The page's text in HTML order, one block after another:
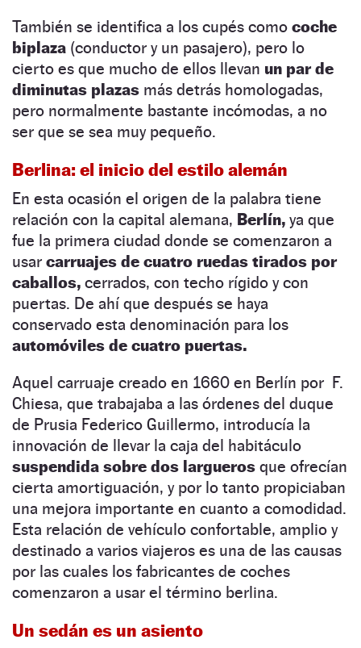
También se identifica a los cupés como coche
biplaza (conductor y un pasajero), pero lo
cierto es que mucho de ellos llevan un par de
diminutas plazas más detrás homologadas,
pero normalmente bastante incómodas, a no
ser que se sea muy pequeño.
Berlina: el inicio del estilo alemán
En esta ocasión el origen de la palabra tiene
relación con la capital alemana, Berlín, ya que
fue la primera ciudad donde se comenzaron a
usar carruajes de cuatro ruedas tirados por
caballos, cerrados, con techo rígido y con
puertas. De ahí que después se haya
conservado esta denominación para los
automóviles de cuatro puertas.
Aquel carruaje creado en 1660 en Berlín por F.
Chiesa, que trabajaba a las órdenes del duque
de Prusia Federico Guillermo, introducía la
innovación de llevar la caja del habitáculo
suspendida sobre dos largueros que ofrecían
cierta amortiguación, y por lo tanto propiciaban
una mejora importante en cuanto a comodidad.
Esta relación de vehículo confortable, amplio y
destinado a varios viajeros es una de las causas
por las cuales los fabricantes de coches
comenzaron a usar el término berlina.
Un sedán es un asiento